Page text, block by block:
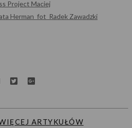
ARTYKUŁÓW